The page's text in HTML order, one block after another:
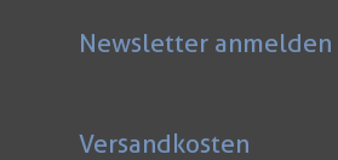
Newsletter anmelden
Versandkosten